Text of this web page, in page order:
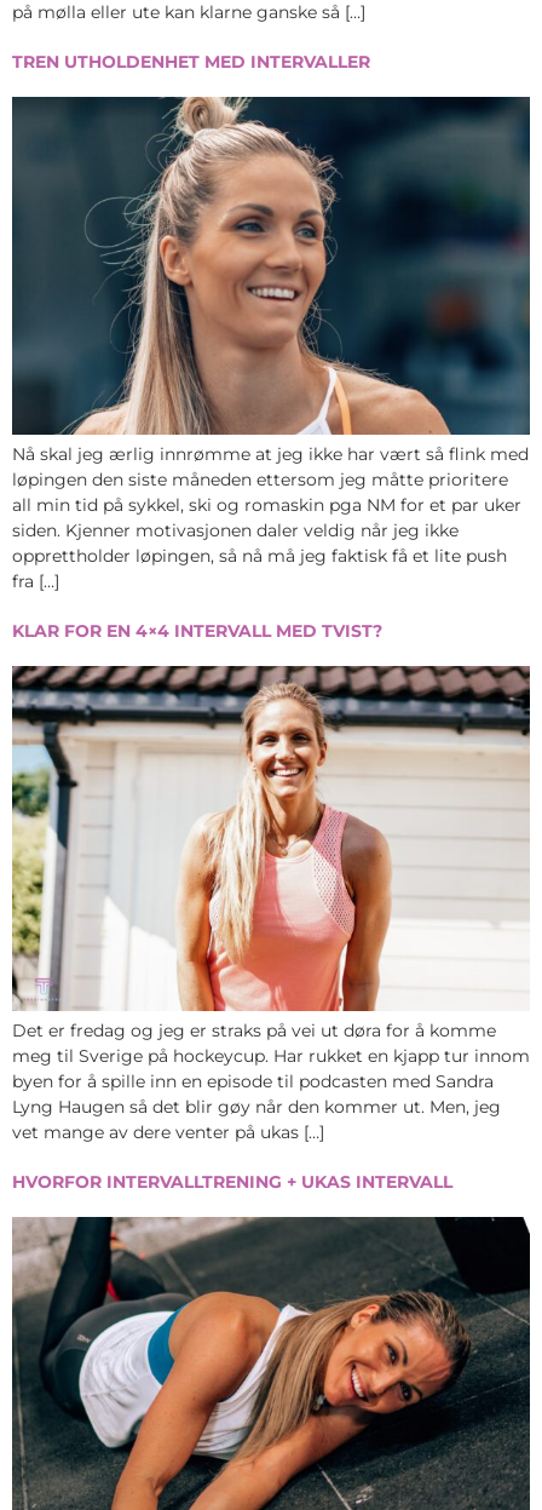
på mølla eller ute kan klarne ganske så […]
TREN UTHOLDENHET MED INTERVALLER
Nå skal jeg ærlig innrømme at jeg ikke har vært så flink med
løpingen den siste måneden ettersom jeg måtte prioritere
all min tid på sykkel, ski og romaskin pga NM for et par uker
siden. Kjenner motivasjonen daler veldig når jeg ikke
opprettholder løpingen, så nå må jeg faktisk få et lite push
fra […]
KLAR FOR EN 4×4 INTERVALL MED TVIST?
Det er fredag og jeg er straks på vei ut døra for å komme
meg til Sverige på hockeycup. Har rukket en kjapp tur innom
byen for å spille inn en episode til podcasten med Sandra
Lyng Haugen så det blir gøy når den kommer ut. Men, jeg
vet mange av dere venter på ukas […]
HVORFOR INTERVALLTRENING + UKAS INTERVALL